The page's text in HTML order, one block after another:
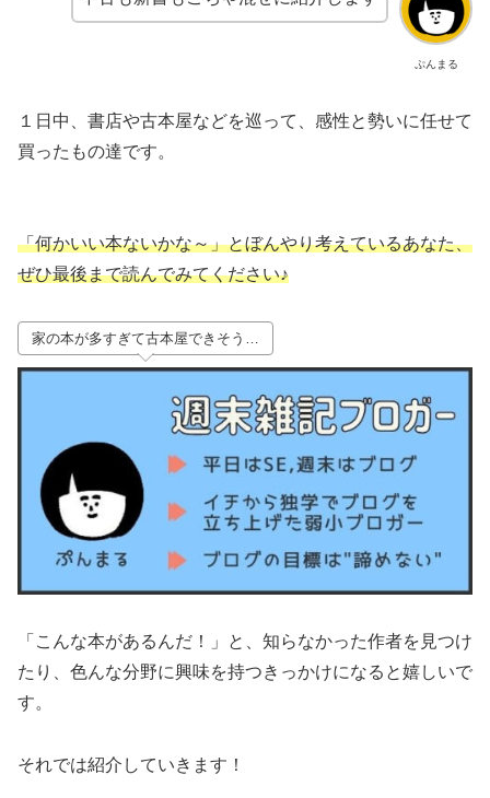
ぷんまる
１日中、書店や古本屋などを巡って、感性と勢いに任せて
買ったもの達です。
「何かいい本ないかな～」とぼんやり考えているあなた、
ぜひ最後まで読んでみてください♪
家の本が多すぎて古本屋できそう…
「こんな本があるんだ！」と、知らなかった作者を見つけ
たり、色んな分野に興味を持つきっかけになると嬉しいで
す。
それでは紹介していきます！